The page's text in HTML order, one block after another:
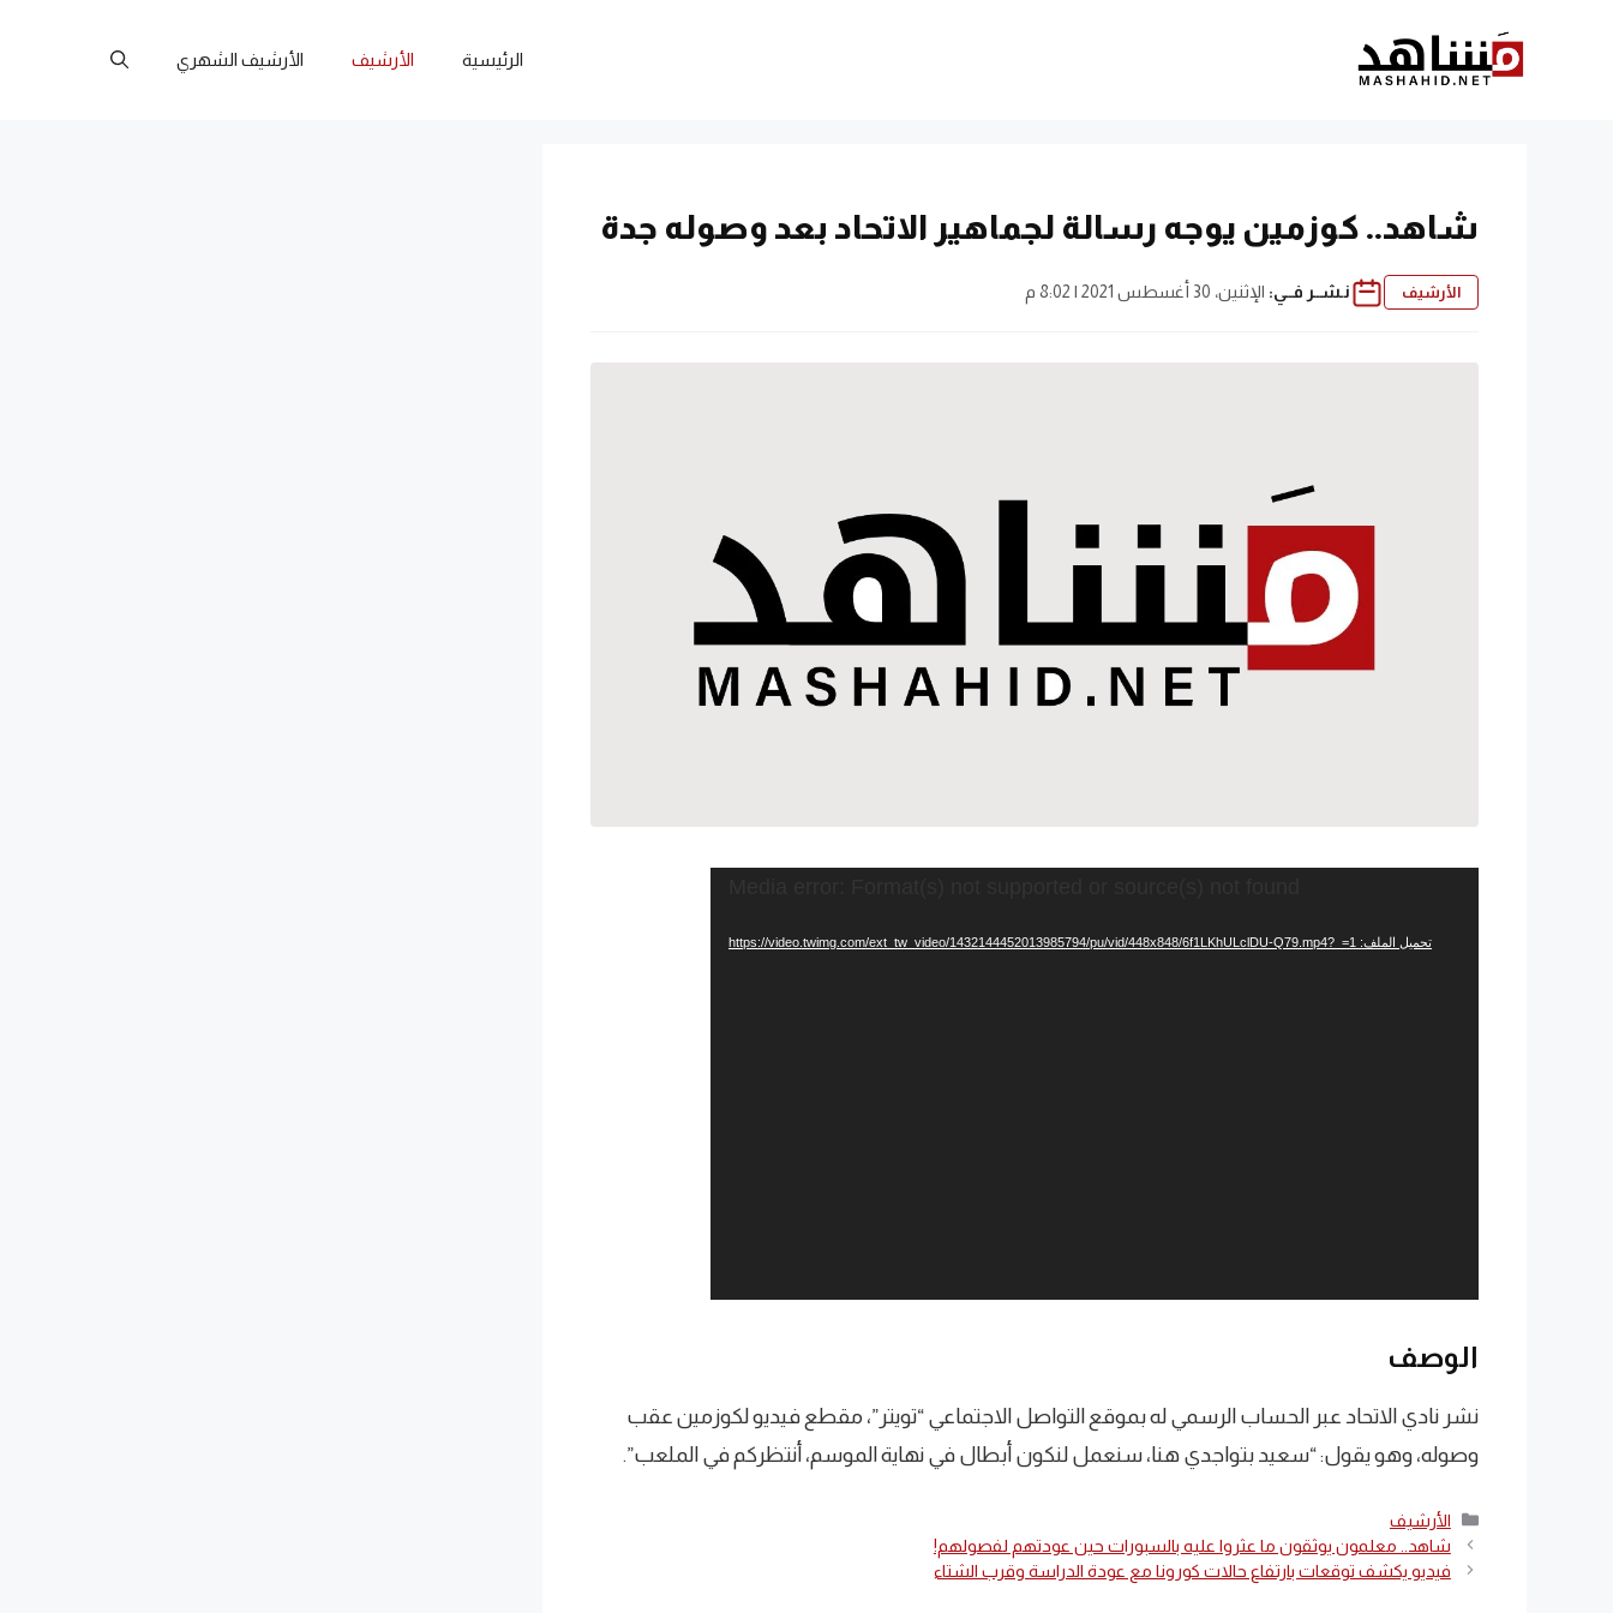
الرئيسية الأرشيف الأرشيف الشهري
شاهد.. كوزمين يوجه رسالة لجماهير الاتحاد بعد وصوله جدة
الأرشيف نـشــر فــي: الإثنين، 30 أغسطس 2021 | 8:02 م
تحميل الملف: https://video.twimg.com/ext_tw_video/1432144452013985794/pu/vid/448x848/6f1LKhULclDU-Q79.mp4?_=1
الوصف
نشر نادي الاتحاد عبر الحساب الرسمي له بموقع التواصل الاجتماعي “تويتر”، مقطع فيديو لكوزمين عقب
وصوله، وهو يقول: “سعيد بتواجدي هنا، سنعمل لنكون أبطال في نهاية الموسم، أنتظركم في الملعب”.
التصنيفات
الأرشيف
شاهد.. معلمون يوثقون ما عثروا عليه بالسبورات حين عودتهم لفصولهم!
فيديو يكشف توقعات بارتفاع حالات كورونا مع عودة الدراسة وقرب الشتاء